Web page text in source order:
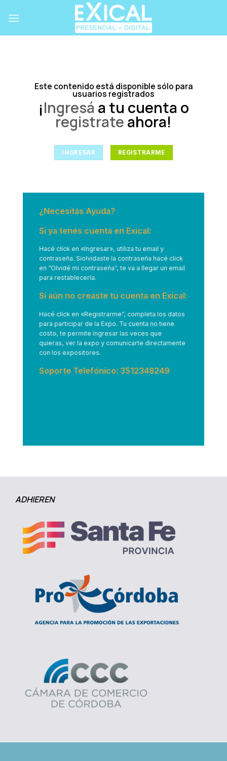
Este contenido está disponible sólo para
usuarios registrados
¡Ingresá a tu cuenta o
registrate ahora!
INGRESAR REGISTRARME
¿Necesitás Ayuda?
Si ya tenés cuenta en Exical:
Hacé click en «Ingresar», utiliza tu email y
contraseña. Siolvidaste la contraseña hacé click
en “Olvidé mi contraseña”, te va a llegar un email
para restablecerla.
Si aún no creaste tu cuenta en Exical:
Hacé click en «Registrarme”, completa los datos
para participar de la Expo. Tu cuenta no tiene
costo, te permite ingresar las veces que
quieras, ver la expo y comunicarte directamente
con los expositores.
Soporte Telefónico: 3512348249
ADHIEREN